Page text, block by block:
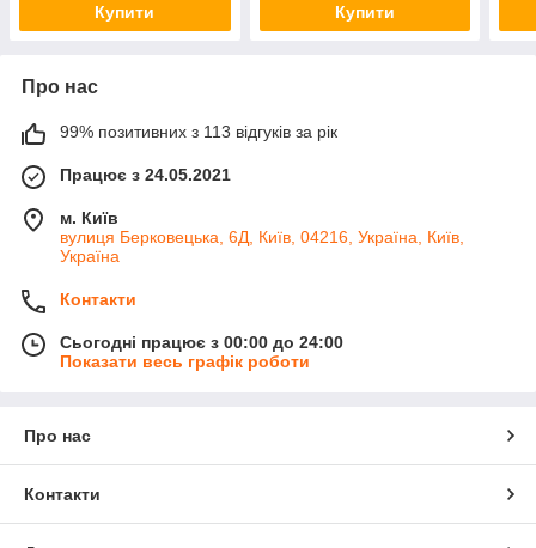
Купити Купити
Про нас
99% позитивних з 113 відгуків за рік
Працює з 24.05.2021
м. Київ
вулиця Берковецька, 6Д, Київ, 04216, Україна, Київ,
Україна
Контакти
Сьогодні працює з 00:00 до 24:00
Показати весь графік роботи
Про нас
Контакти